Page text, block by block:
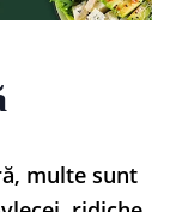
multe sunt